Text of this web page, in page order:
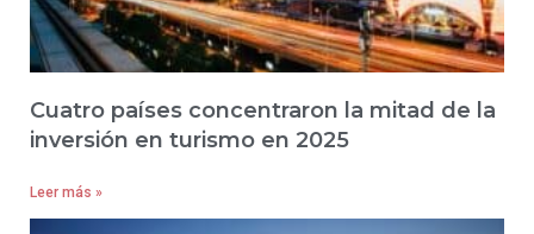
Cuatro países concentraron la mitad de la
inversión en turismo en 2025
Leer más »